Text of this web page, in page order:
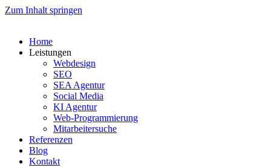
Zum Inhalt springen
Home
Leistungen
Webdesign
SEO
SEA Agentur
Social Media
KI Agentur
Web-Programmierung
Mitarbeitersuche
Referenzen
Blog
Kontakt